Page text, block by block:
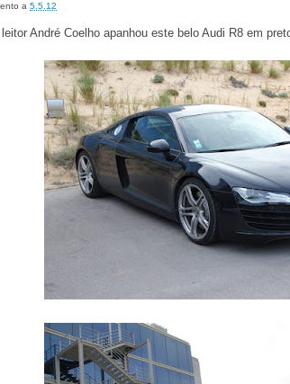
a 5.5.12
André Coelho apanhou este belo Audi R8 em